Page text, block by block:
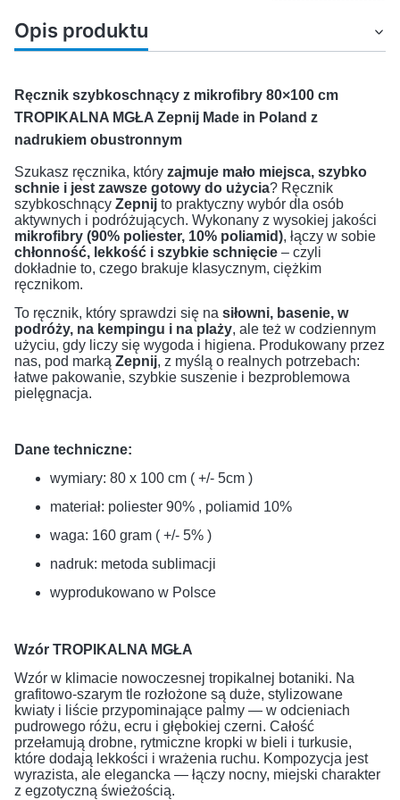
Opis produktu
Ręcznik szybkoschnący z mikrofibry 80×100 cm
TROPIKALNA MGŁA Zepnij Made in Poland z
nadrukiem obustronnym
Szukasz ręcznika, który zajmuje mało miejsca, szybko
schnie i jest zawsze gotowy do użycia? Ręcznik
szybkoschnący Zepnij to praktyczny wybór dla osób
aktywnych i podróżujących. Wykonany z wysokiej jakości
mikrofibry (90% poliester, 10% poliamid), łączy w sobie
chłonność, lekkość i szybkie schnięcie – czyli
dokładnie to, czego brakuje klasycznym, ciężkim
ręcznikom.
To ręcznik, który sprawdzi się na siłowni, basenie, w
podróży, na kempingu i na plaży, ale też w codziennym
użyciu, gdy liczy się wygoda i higiena. Produkowany przez
nas, pod marką Zepnij, z myślą o realnych potrzebach:
łatwe pakowanie, szybkie suszenie i bezproblemowa
pielęgnacja.
Dane techniczne:
wymiary: 80 x 100 cm ( +/- 5cm )
materiał: poliester 90% , poliamid 10%
waga: 160 gram ( +/- 5% )
nadruk: metoda sublimacji
wyprodukowano w Polsce
Wzór TROPIKALNA MGŁA
Wzór w klimacie nowoczesnej tropikalnej botaniki. Na
grafitowo-szarym tle rozłożone są duże, stylizowane
kwiaty i liście przypominające palmy — w odcieniach
pudrowego różu, ecru i głębokiej czerni. Całość
przełamują drobne, rytmiczne kropki w bieli i turkusie,
które dodają lekkości i wrażenia ruchu. Kompozycja jest
wyrazista, ale elegancka — łączy nocny, miejski charakter
z egzotyczną świeżością.